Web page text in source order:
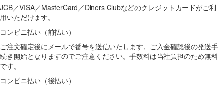
JCB／VISA／MasterCard／Diners Clubなどのクレジットカードがご利
用いただけます。
コンビニ払い（前払い）
ご注文確定後にメールで番号を送信いたします。ご入金確認後の発送手
続き開始となりますのでご注意ください。手数料は当社負担のため無料
です。
コンビニ払い（後払い）